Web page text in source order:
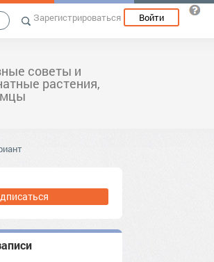
Зарегистрироваться Войти
советы и
растения,